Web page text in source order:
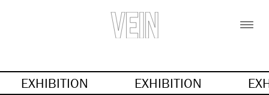
EXHIBITION EXHIBITION